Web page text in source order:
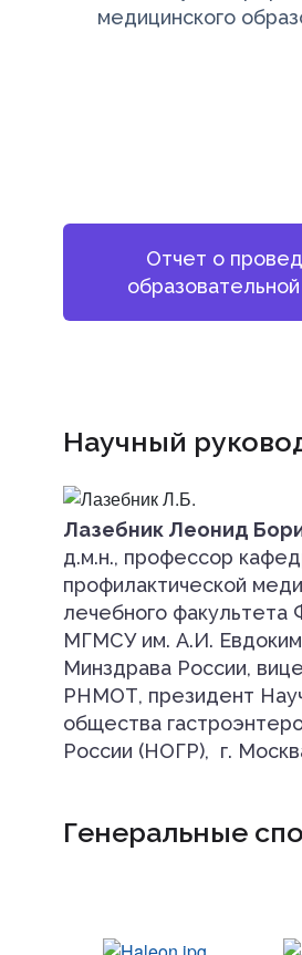
медицинского
Отчет о
Научный
Лазебник Леонид
д.м.н., профессор
профилактической
лечебного
МГМСУ им. А.И.
Минздрава России,
РНМОТ, президент
общества
России (НОГР), г.
Генеральные